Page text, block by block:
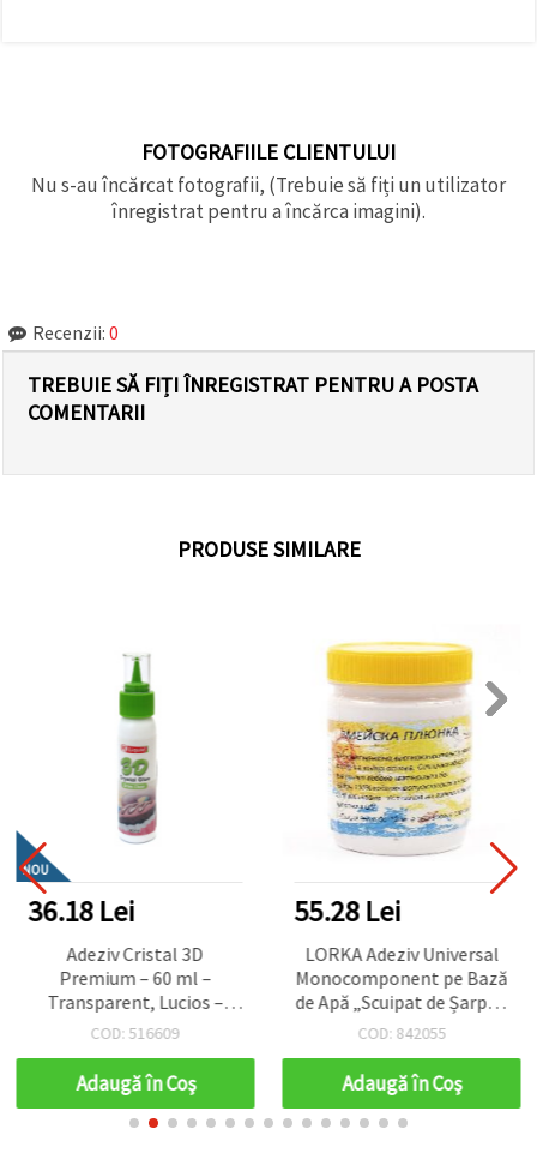
FOTOGRAFIILE CLIENTULUI
Nu s-au încărcat fotografii, (Trebuie să fiți un utilizator
înregistrat pentru a încărca imagini).
Recenzii: 0
TREBUIE SĂ FIȚI ÎNREGISTRAT PENTRU A POSTA
COMENTARII
PRODUSE SIMILARE
NOU
36.18 Lei
Adeziv Cristal 3D
Premium – 60 ml –
Transparent, Lucios –
perfect pentru efecte de
bijuterii handmade și
proiecte craft decorative
COD: 516609
Adaugă în Coş
55.28 Lei
LORKA Adeziv Universal
Monocomponent pe Bază
de Apă „Scuipat de Șarpe”,
300 g
COD: 842055
Adaugă în Coş